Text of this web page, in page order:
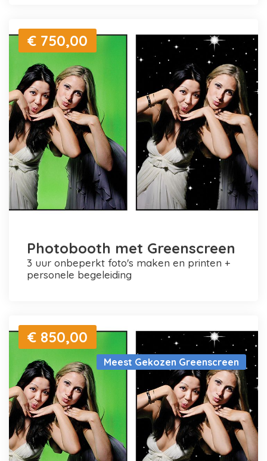
€ 750,00
Photobooth met Greenscreen
3 uur onbeperkt foto's maken en printen +
personele begeleiding
Meest Gekozen Greenscreen
€ 850,00